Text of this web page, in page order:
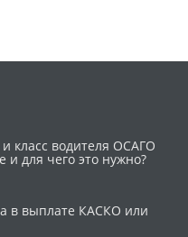
класс водителя ОСАГО
и для чего это нужно?
в выплате КАСКО или